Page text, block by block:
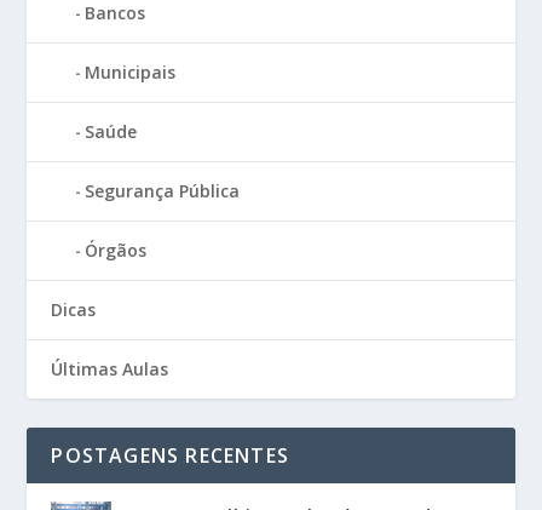
Bancos
Municipais
Saúde
Segurança Pública
Órgãos
Dicas
Últimas Aulas
POSTAGENS RECENTES